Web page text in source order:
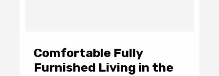
Comfortable Fully
Furnished Living in the